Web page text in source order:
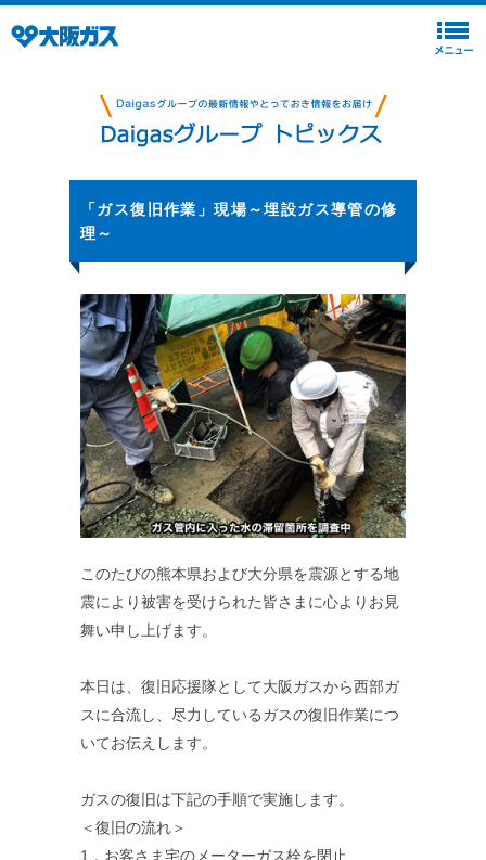
「ガス復旧作業」現場～埋設ガス導管の修
理～
このたびの熊本県および大分県を震源とする地
震により被害を受けられた皆さまに心よりお見
舞い申し上げます。
本日は、復旧応援隊として大阪ガスから西部ガ
スに合流し、尽力しているガスの復旧作業につ
いてお伝えします。
ガスの復旧は下記の手順で実施します。
＜復旧の流れ＞
1．お客さま宅のメーターガス栓を閉止